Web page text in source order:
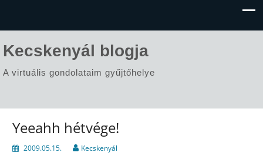
Kecskenyál blogja
A virtuális gondolataim gyűjtőhelye
Yeeahh hétvége!
2009.05.15. Kecskenyál